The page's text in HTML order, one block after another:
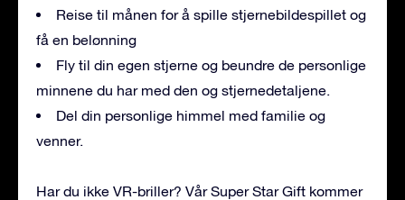
Reise til månen for å spille stjernebildespillet og
få en belønning
Fly til din egen stjerne og beundre de personlige
minnene du har med den og stjernedetaljene.
Del din personlige himmel med familie og
venner.
Har du ikke VR-briller? Vår Super Star Gift kommer